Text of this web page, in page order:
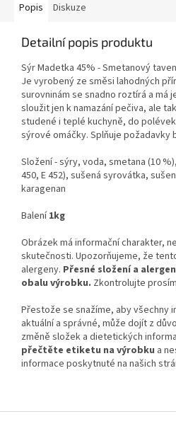
Popis Diskuze
Detailní popis produktu
Sýr Madetka 45% -Smetanový
Je vyrobený ze směsi lahodných
surovninám se snadno roztírá a má
sloužit jen k namazání pečiva, ale
studené i teplé kuchyně, do
sýrové omáčky. Splňuje požadavky
Složení -sýry, voda, smetana (10
450, E 452), sušená syrovátka,
karagenan
Balení 1kg
Obrázek má informační charakter,
skutečnosti. Upozorňujeme, že
alergeny. Přesné složení a
obalu výrobku. Zkontrolujte
Přestože se snažíme, aby všechny
aktuální a správné, může dojít z
změně složek a dietetických
přečtěte etiketu na výrobku a
informace poskytnuté na našich